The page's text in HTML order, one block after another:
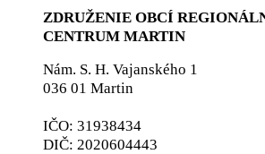
ZDRUŽENIE OBCÍ
CENTRUM MARTIN
Nám. S. H. Vajanského 1
036 01 Martin
IČO: 31938434
DIČ: 2020604443